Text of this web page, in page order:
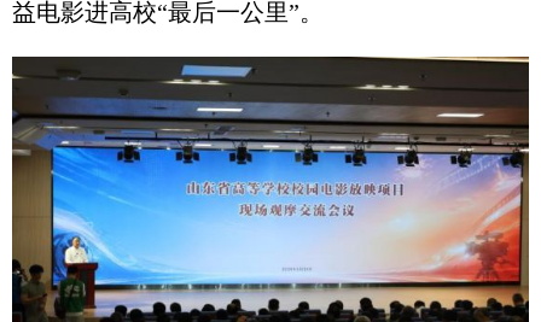
益电影进高校“最后一公里”。